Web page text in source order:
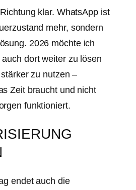
klar. WhatsApp ist
mehr, sondern
2026 möchte ich
dort weiter zu lösen
zu nutzen –
Zeit braucht und nicht
funktioniert.
endet auch die